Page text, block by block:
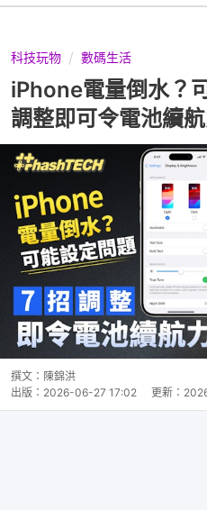
科技玩物 數碼生活
iPhone電量倒水？
調整即可令電池續
撰文： 陳錦洪
出版： 2026-06-27 17:02 更新：